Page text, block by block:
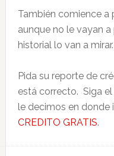
También comience a
aunque no le vayan
historial lo van a mirar.
Pida su reporte de
está correcto. Siga
le decimos en donde
CREDITO GRATIS.